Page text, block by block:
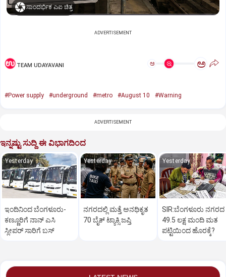
ಸಾಂದರ್ಭಿಕ ಎಐ ಚಿತ್ರ
ADVERTISEMENT
TEAM UDAYAVANI ಅ ಅ
#Power supply #underground #metro #August 10 #Warning
ADVERTISEMENT
ಇನ್ನಷ್ಟು ಸುದ್ದಿ ಈ ವಿಭಾಗದಿಂದ
Yesterday
ಇಂದಿನಿಂದ ಬೆಂಗಳೂರು-
ಕಣ್ಣೂರಿಗೆ ನಾನ್‌ ಎಸಿ
ಸ್ಲೀಪರ್‌ ಸಾರಿಗೆ ಬಸ್‌
Yesterday
ನಗರದಲ್ಲಿ ಮತ್ತೆ ಅನಧಿಕೃತ
70 ಬೈಕ್‌ ಟ್ಯಾಕ್ಸಿ ಜಪ್ತಿ
Yesterday
SIR:ಬೆಂಗಳೂರು ನಗರದ
49.5 ಲಕ್ಷ ಮಂದಿ ಮತ
ಪಟ್ಟಿಯಿಂದ ಹೊರಕ್ಕೆ?